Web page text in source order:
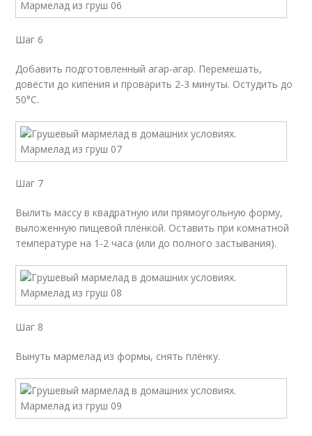
Шаг 6
Добавить подготовленный агар-агар. Перемешать,
довести до кипения и проварить 2-3 минуты. Остудить до
50°С.
Шаг 7
Вылить массу в квадратную или прямоугольную форму,
выложенную пищевой плёнкой. Оставить при комнатной
температуре на 1-2 часа (или до полного застывания).
Шаг 8
Вынуть мармелад из формы, снять плёнку.